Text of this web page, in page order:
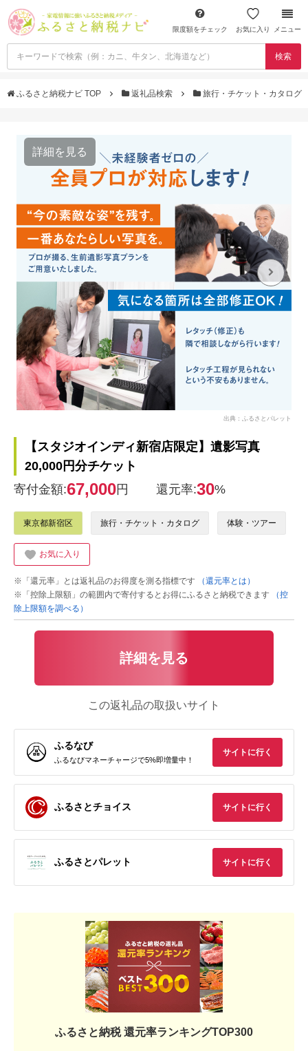
限度額をチェック お気に入り メニュー
検索
ふるさと納税ナビ TOP 返礼品検索 旅行・チケット・カタログ
詳細を見る
出典：ふるさとパレット
【スタジオインディ新宿店限定】遺影写真
20,000円分チケット
寄付金額:67,000円 還元率:30%
東京都新宿区 旅行・チケット・カタログ 体験・ツアー
お気に入り
※「還元率」とは返礼品のお得度を測る指標です
（還元率とは）
※「控除上限額」の範囲内で寄付するとお得にふるさと納税できます
（控
除上限額を調べる）
詳細を見る
この返礼品の取扱いサイト
ふるなび
ふるなびマネーチャージで5%即増量中！
サイトに行く
ふるさとチョイス サイトに行く
ふるさとパレット サイトに行く
ふるさと納税 還元率ランキングTOP300